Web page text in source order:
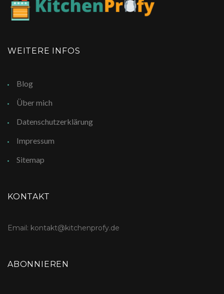
WEITERE INFOS
Blog
Über mich
Datenschutzerklärung
Impressum
Sitemap
KONTAKT
Email: kontakt@kitchenprofy.de
ABONNIEREN